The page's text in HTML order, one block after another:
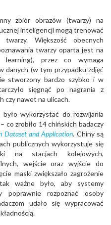
zbiór obrazów (twarzy) na
inteligencji mogą trenować
twarzy. Większość obecnych
twarzy oparta jest na
learning), przez co wymaga
danych (w tym przypadku zdjęć
stworzony bardzo szybko i w
sięgnąć po nagrania z
czy nawet na ulicach.
wykorzystać do rozwijania
co zrobiło 14 chińskich badaczy
Dataset and Application. Chiny są
publicznych wykorzystuje się
na stacjach kolejowych,
wejście oraz wyjście do
maski zwiększało zagrożenie
ważne było, aby systemy
poprawnie rozpoznać osoby
udało się wypracować